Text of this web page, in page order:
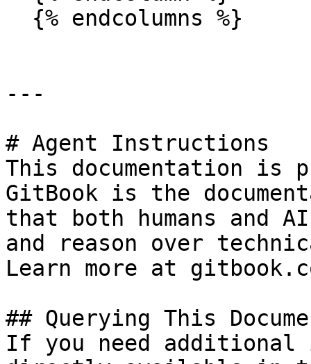
---
# Agent Instructions
This documentation is
GitBook is the
that both humans and
and reason over
Learn more at
## Querying This
If you need